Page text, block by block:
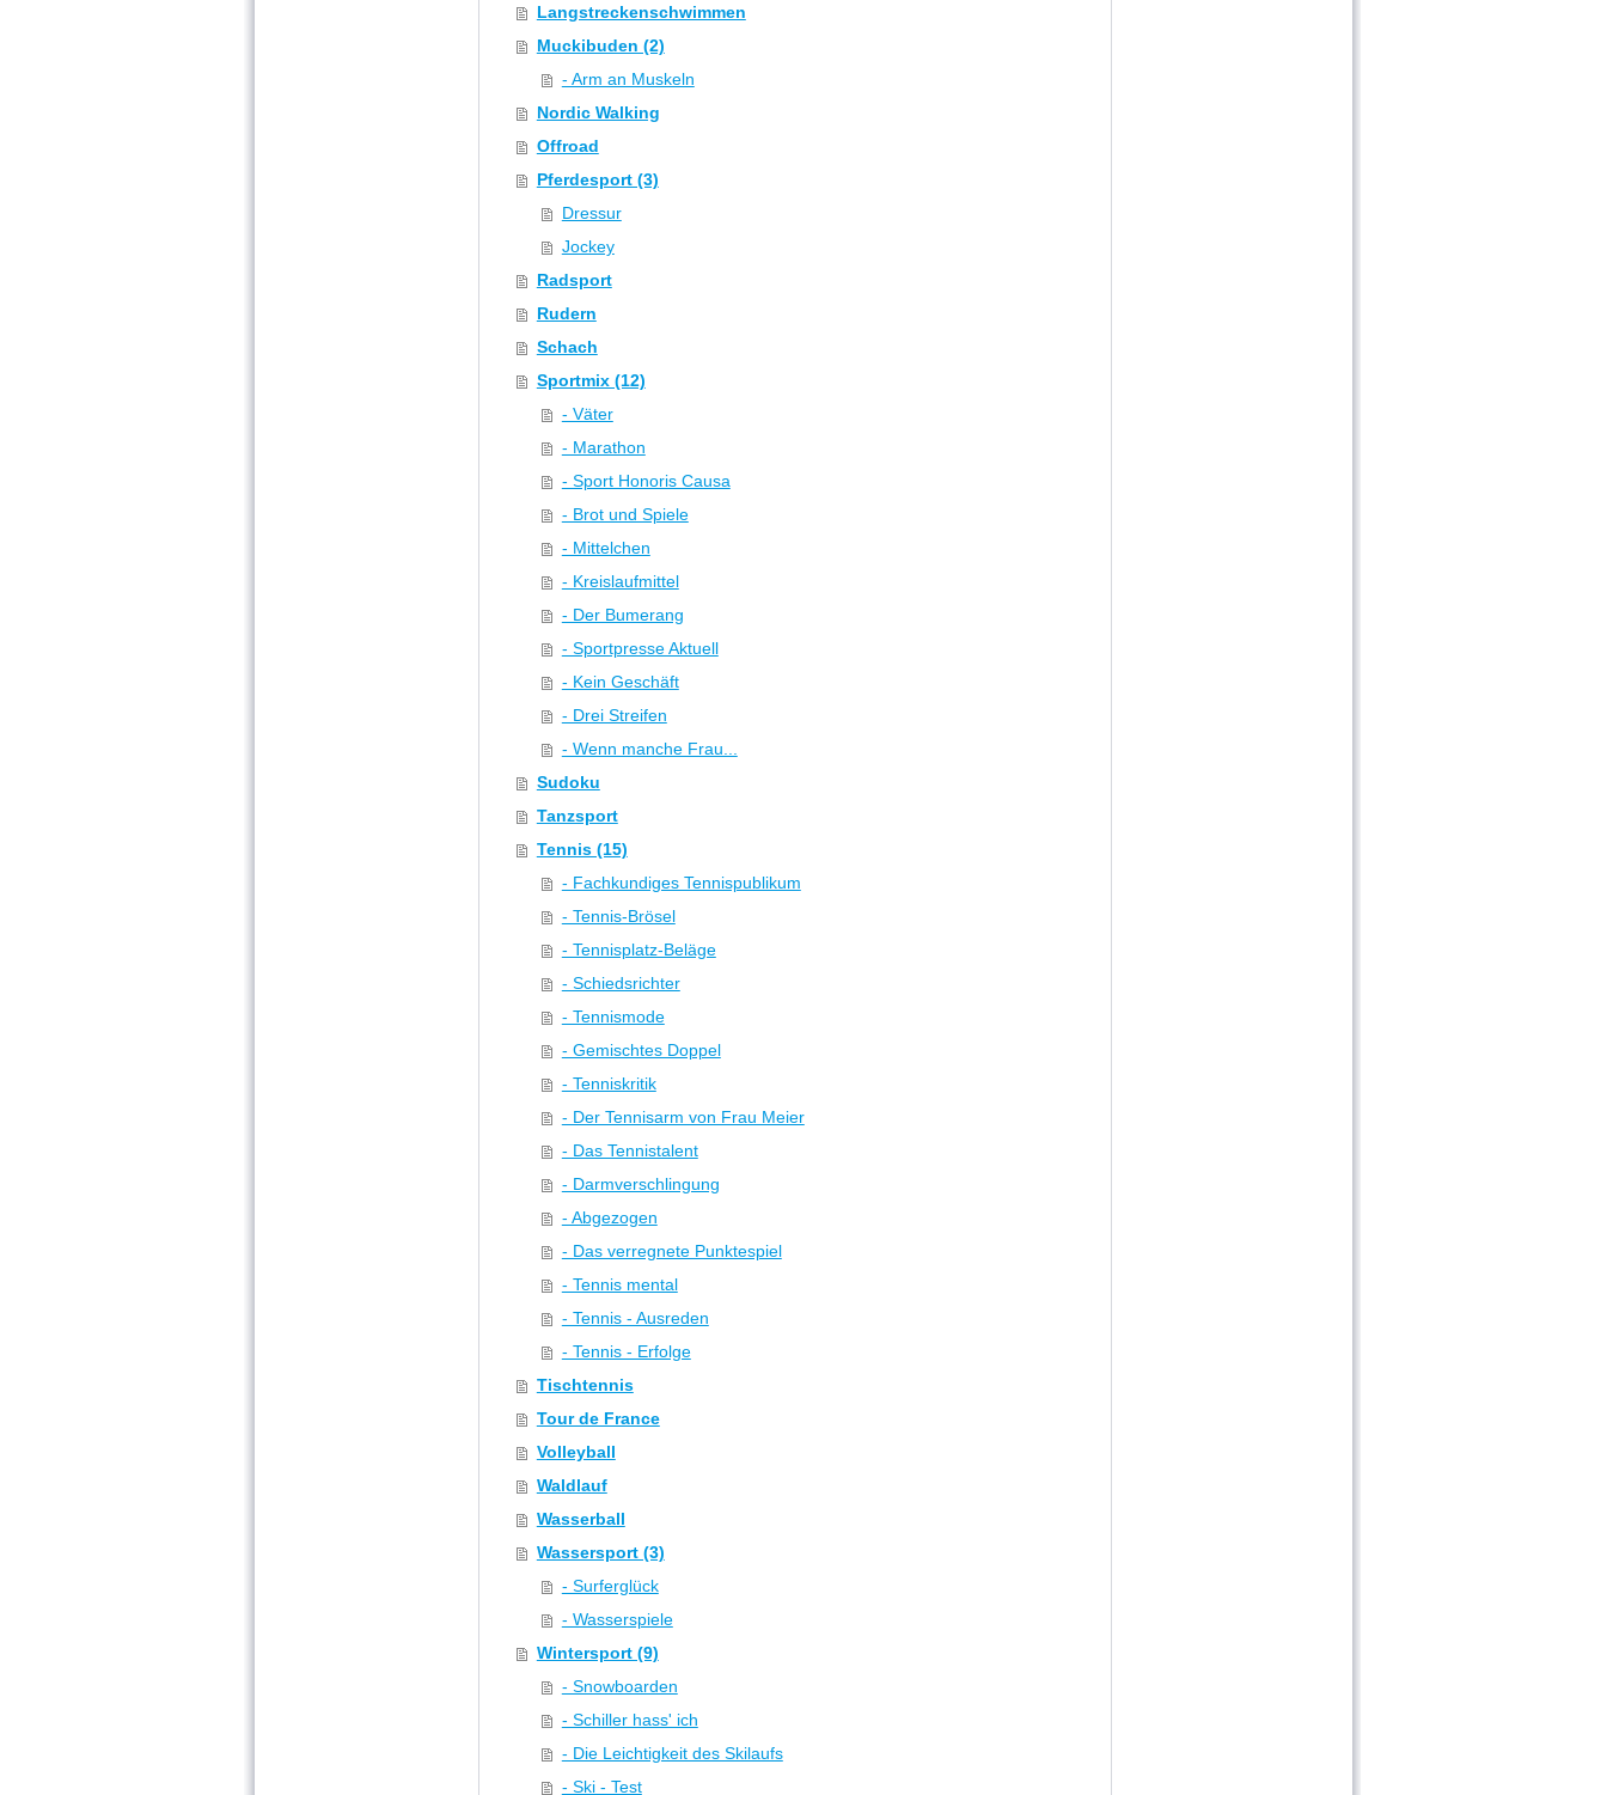
Langstreckenschwimmen
Muckibuden (2)
- Arm an Muskeln
Nordic Walking
Offroad
Pferdesport (3)
Dressur
Jockey
Radsport
Rudern
Schach
Sportmix (12)
- Väter
- Marathon
- Sport Honoris Causa
- Brot und Spiele
- Mittelchen
- Kreislaufmittel
- Der Bumerang
- Sportpresse Aktuell
- Kein Geschäft
- Drei Streifen
- Wenn manche Frau...
Sudoku
Tanzsport
Tennis (15)
- Fachkundiges Tennispublikum
- Tennis-Brösel
- Tennisplatz-Beläge
- Schiedsrichter
- Tennismode
- Gemischtes Doppel
- Tenniskritik
- Der Tennisarm von Frau Meier
- Das Tennistalent
- Darmverschlingung
- Abgezogen
- Das verregnete Punktespiel
- Tennis mental
- Tennis - Ausreden
- Tennis - Erfolge
Tischtennis
Tour de France
Volleyball
Waldlauf
Wasserball
Wassersport (3)
- Surferglück
- Wasserspiele
Wintersport (9)
- Snowboarden
- Schiller hass' ich
- Die Leichtigkeit des Skilaufs
- Ski - Test